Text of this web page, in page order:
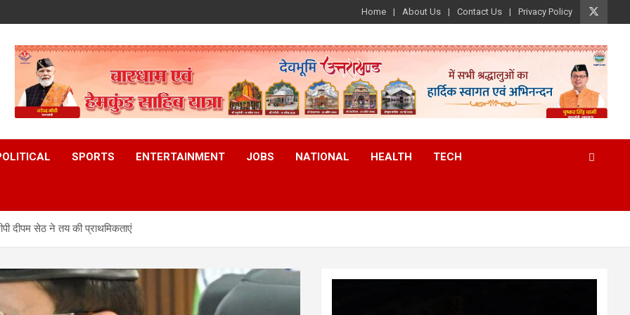
Home About Us Contact Us Privacy Policy
SPORTS ENTERTAINMENT JOBS NATIONAL HEALTH TECH
दीपम सेठ ने तय की प्राथमिकताएं